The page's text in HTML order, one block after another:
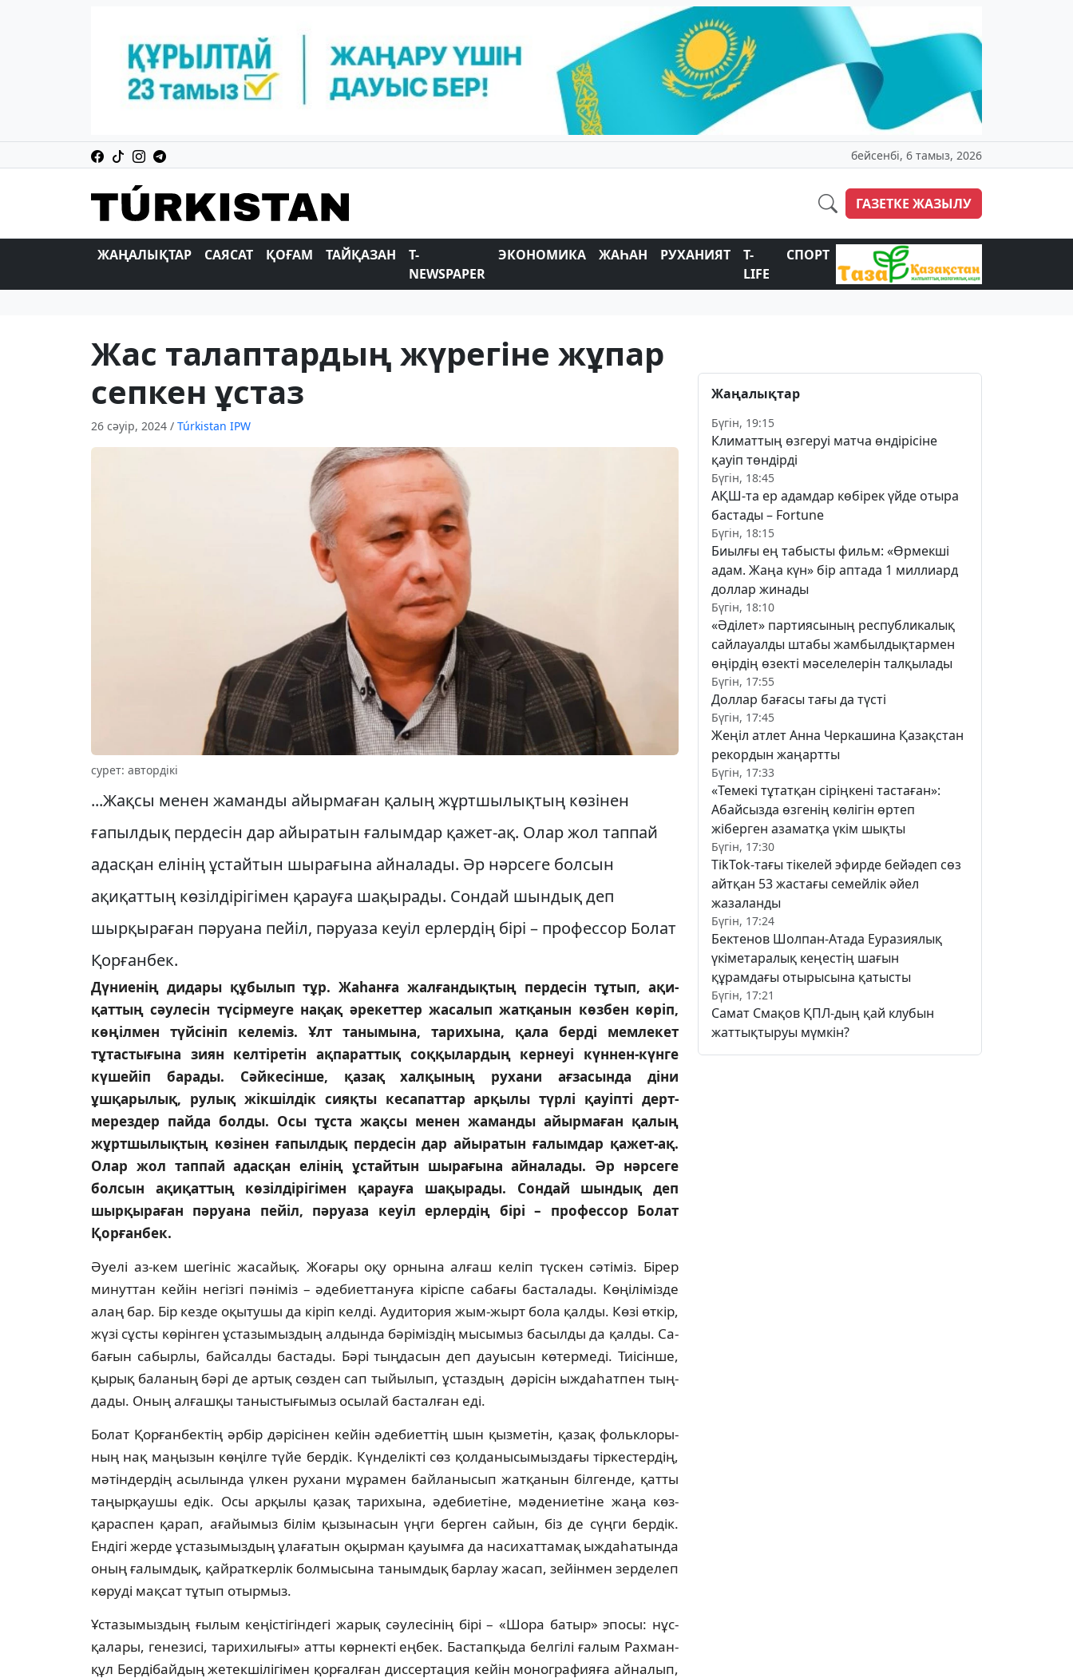
бейсенбі, 6 тамыз, 2026
ГАЗЕТКЕ ЖАЗЫЛУ
ЖАҢАЛЫҚТАР САЯСАТ ҚОҒАМ ТАЙҚАЗАН
T-
NEWSPAPER
ЭКОНОМИКА ЖАҺАН РУХАНИЯТ
T-
LIFE
СПОРТ
Жас талаптардың жүрегіне жұпар
сепкен ұстаз
26 сәуір, 2024 / Túrkіstan IPW
сурет: автордікі
...Жақсы менен жаманды айырмаған қалың жұртшылықтың көзінен
ғапылдық пердесін дар айыратын ғалымдар қа­жет-ақ. Олар жол таппай
адасқан елінің ұстайтын шырағына айналады. Әр нәрсеге болсын
ақиқаттың көзілдірігімен қарауға шақырады. Сондай шын­дық деп
шырқыраған пәруана пейіл, пәруаза кеуіл ерлердің бірі – про­фессор Болат
Қорғанбек.
Дүниенің дидары құбылып тұр. Жаһанға жалғандықтың пердесін тұтып, ақи­
қаттың сәулесін түсірмеуге нақақ әрекеттер жасалып жатқанын көзбен кө­ріп,
көңілмен түйсініп келеміз. Ұлт танымына, тарихына, қала берді мем­лекет
тұтастығына зиян келтіретін ақпараттық соққылардың кернеуі күннен-күнге
күшейіп барады. Сәйкесінше, қазақ халқының рухани ағзасында діни
ұшқарылық, рулық жікшілдік сияқты кесапаттар арқылы түрлі қауіпті дерт-
мерездер пайда болды. Осы тұста жақсы менен жаманды айырмаған қалың
жұртшылықтың көзінен ғапылдық пердесін дар айыратын ғалымдар қа­жет-ақ.
Олар жол таппай адасқан елінің ұстайтын шырағына айналады. Әр нәрсеге
болсын ақиқаттың көзілдірігімен қарауға шақырады. Сондай шын­дық деп
шырқыраған пәруана пейіл, пәруаза кеуіл ерлердің бірі – про­фессор Болат
Қорғанбек.
Әуелі аз-кем шегініс жасайық. Жоғары оқу орнына алғаш келіп түскен сәтіміз. Бірер
минуттан кейін негізгі пәніміз – әде­биет­тану­ға кіріспе сабағы басталады. Көңілімізде
алаң бар. Бір кезде оқытушы да кіріп келді. Аудитория жым-жырт бола қалды. Көзі өткір,
жүзі сұсты көрінген ұстазымыздың алдында бәрі­міздің мысымыз басылды да қалды. Са­
бағын сабырлы, байсалды бастады. Бәрі тың­дасын деп дауысын көтермеді. Тиісінше,
қы­рық баланың бәрі де артық сөзден сап тыйы­лып, ұстаздың дәрісін ыждаһатпен тың­
дады. Оның алғашқы таныстығымыз осы­лай басталған еді.
Болат Қорғанбектің әрбір дәрісінен кейін әде­биеттің шын қызметін, қазақ фо­льк­ло­ры­
ның нақ маңызын көңілге түйе бердік. Күн­де­лікті сөз қолданысымыздағы тіркестердің,
мә­тіндердің асылында үлкен рухани мұрамен байланысып жатқанын білгенде, қатты
таңырқаушы едік. Осы арқылы қазақ та­ри­хына, әдебиетіне, мәдениетіне жаңа көз­
қарас­пен қарап, ағайымыз білім қызынасын үң­ги берген сайын, біз де сүңги бердік.
Ендігі жер­де ұстазымыздың ұлағатын оқырман қауы­мға да насихаттамақ ыждаһатында
оның ғалымдық, қайраткерлік болмысына та­нымдық барлау жасап, зейінмен зерделеп
көруді мақсат тұтып отырмыз.
Ұстазымыздың ғылым кеңістігіндегі жа­рық сәулесінің бірі – «Шора батыр» эпосы: нұс­
қалары, генезисі, тарихилығы» атты көр­нек­ті еңбек. Бастапқыда белгілі ғалым Рах­ман­
құл Бердібайдың жетекшілігімен қор­ғал­ған диссертация кейін монографияға айна­лып,
Жаңалықтар
Бүгін, 19:15
Климаттың өзгеруі матча өндірісіне
қауіп төндірді
Бүгін, 18:45
АҚШ-та ер адамдар көбірек үйде отыра
бастады – Fortune
Бүгін, 18:15
Биылғы ең табысты фильм: «Өрмекші
адам. Жаңа күн» бір аптада 1 миллиард
доллар жинады
Бүгін, 18:10
«Әділет» партиясының республикалық
сайлауалды штабы жамбылдықтармен
өңірдің өзекті мәселелерін талқылады
Бүгін, 17:55
Доллар бағасы тағы да түсті
Бүгін, 17:45
Жеңіл атлет Анна Черкашина Қазақстан
рекордын жаңартты
Бүгін, 17:33
«Темекі тұтатқан сіріңкені тастаған»:
Абайсызда өзгенің көлігін өртеп
жіберген азаматқа үкім шықты
Бүгін, 17:30
TikTok-тағы тікелей эфирде бейәдеп сөз
айтқан 53 жастағы семейлік әйел
жазаланды
Бүгін, 17:24
Бектенов Шолпан-Атада Еуразиялық
үкіметаралық кеңестің шағын
құрамдағы отырысына қатысты
Бүгін, 17:21
Самат Смақов ҚПЛ-дың қай клубын
жаттықтыруы мүмкін?